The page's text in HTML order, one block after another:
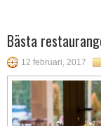
Bästa
12 februari, 2017